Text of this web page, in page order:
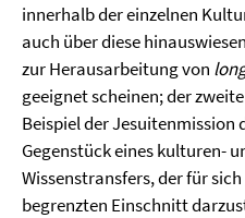
innerhalb der einzelnen
auch über diese
zur Herausarbeitung von
geeignet scheinen; der
Beispiel der Jesuitenmission
Gegenstück eines kulturen-
Wissenstransfers, der für
begrenzten Einschnitt